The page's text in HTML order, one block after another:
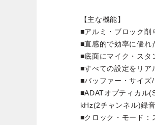
【主な機能】
■アルミ・ブロック削
■直感的で効率に優れ
■底面にマイク・スタ
■すべての設定をリア
■バッファー・サイ
■ADATオプティカル
kHz(2チャンネル)録
■クロック・モード：